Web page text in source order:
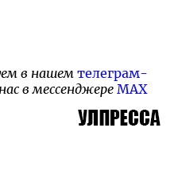
в нашем телеграм-
в мессенджере MAX